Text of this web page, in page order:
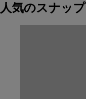
人気のスナップ